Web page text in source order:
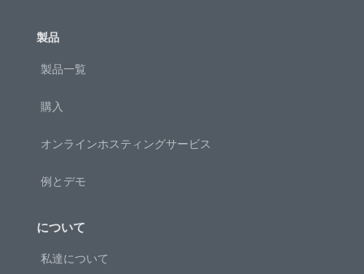
製品
製品一覧
購入
オンラインホスティングサービス
例とデモ
について
私達について